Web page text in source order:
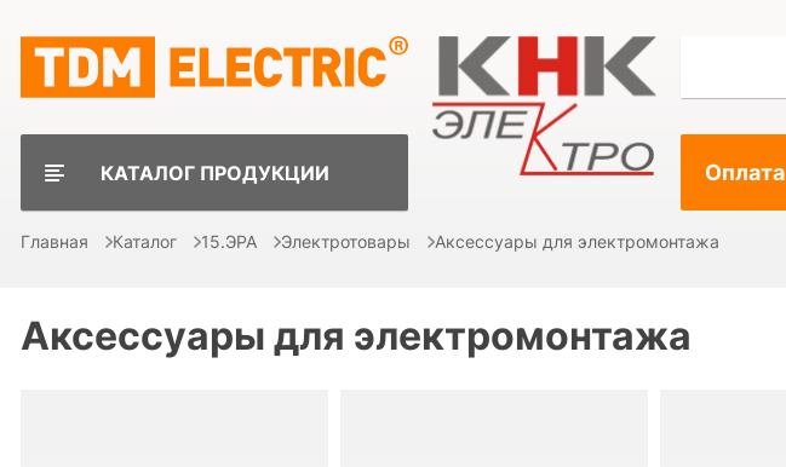
КАТАЛОГ ПРОДУКЦИИ Оплата
Главная Каталог 15.ЭРА Электротовары Аксессуары для электромонтажа
Аксессуары для электромонтажа